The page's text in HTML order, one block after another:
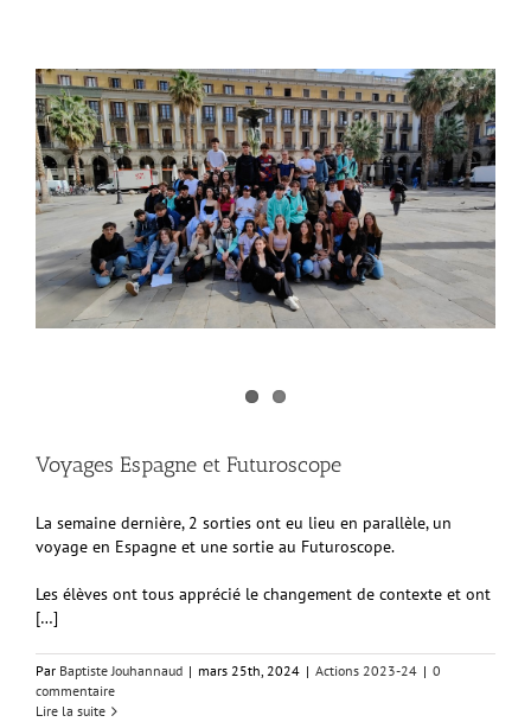
Voyages Espagne et Futuroscope
La semaine dernière, 2 sorties ont eu lieu en parallèle, un
voyage en Espagne et une sortie au Futuroscope.
Les élèves ont tous apprécié le changement de contexte et ont
[…]
Par Baptiste Jouhannaud | mars 25th, 2024 | Actions 2023-24 | 0
commentaire
Lire la suite